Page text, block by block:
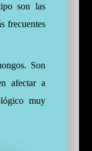
son las
frecuentes
Son
afectar a
muy